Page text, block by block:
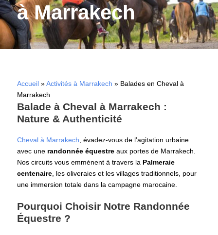
à Marrakech
Accueil »Activités à Marrakech » Balades en Cheval à
Marrakech
Balade à Cheval à Marrakech :
Nature & Authenticité
Cheval à Marrakech , évadez-vous de l’agitation urbaine
avec une randonnée équestre aux portes de Marrakech.
Nos circuits vous emmènent à travers la Palmeraie
centenaire , les oliveraies et les villages traditionnels, pour
une immersion totale dans la campagne marocaine.
Pourquoi Choisir Notre Randonnée
Équestre ?